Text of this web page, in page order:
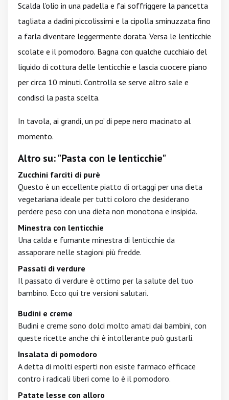
Scalda l’olio in una padella e fai soffriggere la pancetta
tagliata a dadini piccolissimi e la cipolla sminuzzata fino
a farla diventare leggermente dorata. Versa le lenticchie
scolate e il pomodoro. Bagna con qualche cucchiaio del
liquido di cottura delle lenticchie e lascia cuocere piano
per circa 10 minuti. Controlla se serve altro sale e
condisci la pasta scelta.
In tavola, ai grandi, un po’ di pepe nero macinato al
momento.
Altro su: "Pasta con le lenticchie"
Zucchini farciti di purè
Questo è un eccellente piatto di ortaggi per una dieta
vegetariana ideale per tutti coloro che desiderano
perdere peso con una dieta non monotona e insipida.
Minestra con lenticchie
Una calda e fumante minestra di lenticchie da
assaporare nelle stagioni più fredde.
Passati di verdure
Il passato di verdure è ottimo per la salute del tuo
bambino. Ecco qui tre versioni salutari.
Budini e creme
Budini e creme sono dolci molto amati dai bambini, con
queste ricette anche chi è intollerante può gustarli.
Insalata di pomodoro
A detta di molti esperti non esiste farmaco efficace
contro i radicali liberi come lo è il pomodoro.
Patate lesse con alloro